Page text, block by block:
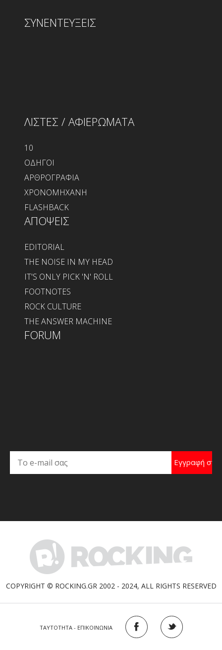
ΣΥΝΕΝΤΕΥΞΕΙΣ
ΛΙΣΤΕΣ / ΑΦΙΕΡΩΜΑΤΑ
10
ΟΔΗΓΟΙ
ΑΡΘΡΟΓΡΑΦΙΑ
ΧΡΟΝΟΜΗΧΑΝΗ
FLASHBACK
ΑΠΟΨΕΙΣ
EDITORIAL
THE NOISE IN MY HEAD
IT'S ONLY PICK 'N' ROLL
FOOTNOTES
ROCK CULTURE
THE ANSWER MACHINE
FORUM
COPYRIGHT © ROCKING.GR 2002 - 2024, ALL RIGHTS RESERVED
ΤΑΥΤΟΤΗΤΑ - ΕΠΙΚΟΙΝΩΝΙΑ